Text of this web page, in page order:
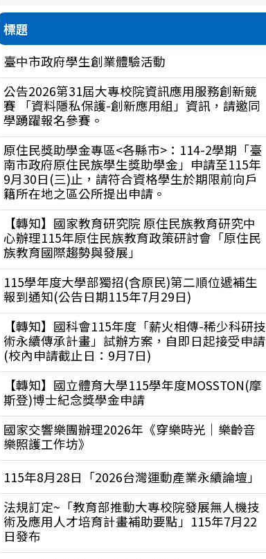
開
始
日
期
結
束
日
期
標題
臺中市政府學生創業體驗活動
公告2026第31屆大專校院資訊應用服務創新競
賽 「資料隱私保護-創新應用組」資訊，請邀同
學踴躍報名參賽。
原住民獎助學金專區<各縣市>：114-2學期「臺
南市政府原住民族學生獎助學金」申請至115年
9月30日(三)止，請符合資格學生於期限前向戶
籍所在地之區公所提出申請。
【轉知】國家教育研究院 原住民族教育研究中
心辦理115年原住民族教育政策研討會「原住民
族教育國際趨勢與發展」
115學年度大學部獨招(含原民)第二順位遞補生
報到通知(公告日期115年7月29日)
【轉知】國科會115年度「薪火相傳-稀少科研技
術永續傳承計畫」試辦方案，自即日起接受申請
(校內申請截止日：9月7日)
【轉知】國立體育大學115學年度MOSSTON(摩
斯登)博士紀念獎學金申請
國家交響樂團辦理2026年《穿樂時光｜樂齡音
樂照護工作坊》
115年8月28日「2026台灣運動產業永續論壇」
法規訂定~「教育部推動大專校院發展無人機技
術及應用人才培育計畫補助要點」115年7月22
日發布